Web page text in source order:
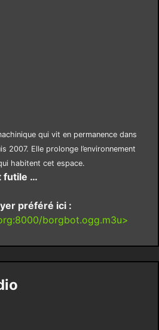
qui vit en permanence dans
2007. Elle prolonge l’environnement
habitent cet espace.
futile …
préféré ici :
borgbot.ogg.m3u>